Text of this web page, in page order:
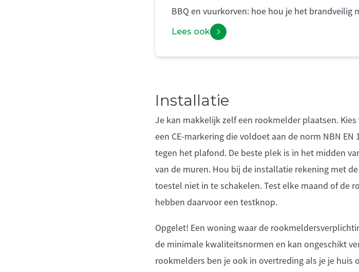
BBQ en vuurkorven: hoe hou je het brandveilig
Lees ook
Installatie
Je kan makkelijk zelf een rookmelder plaatsen.
een CE-markering die voldoet aan de norm NBN
tegen het plafond. De beste plek is in het midden
van de muren. Hou bij de installatie rekening met
toestel niet in te schakelen. Test elke maand of de
hebben daarvoor een testknop.
Opgelet! Een woning waar de
de minimale kwaliteitsnormen en kan ongeschikt
rookmelders ben je ook in overtreding als je je huis